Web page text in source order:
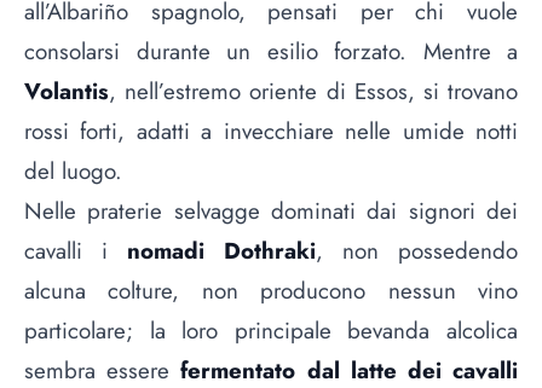
all’Albariño spagnolo, pensati per chi vuole
consolarsi durante un esilio forzato. Mentre a
Volantis, nell’estremo oriente di Essos, si trovano
rossi forti, adatti a invecchiare nelle umide notti
del luogo.
Nelle praterie selvagge dominati dai signori dei
cavalli i nomadi Dothraki, non possedendo
alcuna colture, non producono nessun vino
particolare; la loro principale bevanda alcolica
sembra essere fermentato dal latte dei cavalli